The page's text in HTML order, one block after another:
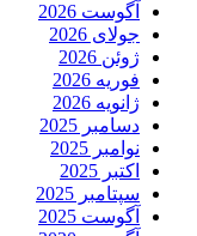
آگوست 2026
جولای 2026
ژوئن 2026
فوریه 2026
ژانویه 2026
دسامبر 2025
نوامبر 2025
اکتبر 2025
سپتامبر 2025
آگوست 2025